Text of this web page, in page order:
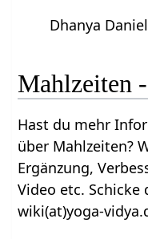
Dhanya
Hast du mehr
über Mahlzeiten‏‎? Wir sind dankbar für jede
Ergänzung,
Video etc. Schicke
wiki(at)yoga-